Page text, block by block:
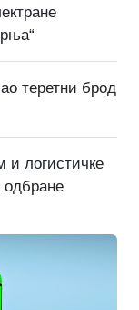
теретни брод
и логистичке
одбране